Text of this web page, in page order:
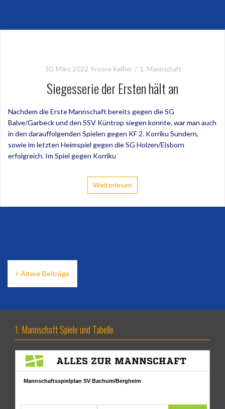
30. März 2022 Yvonne Keßler 1. Mannschaft
Siegesserie der Ersten hält an
Nachdem die Erste Mannschaft bereits gegen die SG
Balve/Garbeck und den SSV Küntrop siegen konnte, war man auch
in den darauffolgenden Spielen gegen KF 2. Korriku Sundern,
sowie im letzten Heimspiel gegen die SG Holzen/Eisborn
erfolgreich. Im Spiel gegen Korriku
Weiterlesen
Beitragsnavigation
Ältere Beiträge
1. Mannschaft Spiele und Tabelle